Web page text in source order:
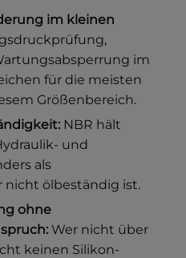
im kleinen
im
für die meisten
Größenbereich.
NBR hält
und
als
nicht ölbeständig ist.
ohne
Wer nicht über
keinen Silikon-